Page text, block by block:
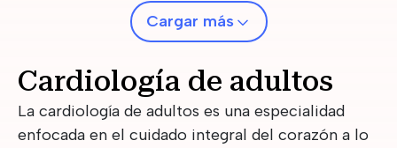
Cargar más
Cardiología de adultos
La cardiología de adultos es una especialidad
enfocada en el cuidado integral del corazón a lo